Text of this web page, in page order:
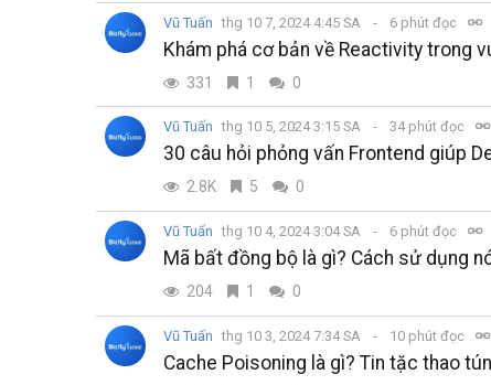
Vũ Tuấn thg 10 7, 2024 4:45 SA 6 phút đọc
Khám phá cơ bản về Reactivity trong
331 1 0
Vũ Tuấn thg 10 5, 2024 3:15 SA 34 phút đọc
30 câu hỏi phỏng vấn Frontend giúp
2.8K 5 0
Vũ Tuấn thg 10 4, 2024 3:04 SA 6 phút đọc
Mã bất đồng bộ là gì? Cách sử dụng
204 1 0
Vũ Tuấn thg 10 3, 2024 7:34 SA 10 phút đọc
Cache Poisoning là gì? Tin tặc thao